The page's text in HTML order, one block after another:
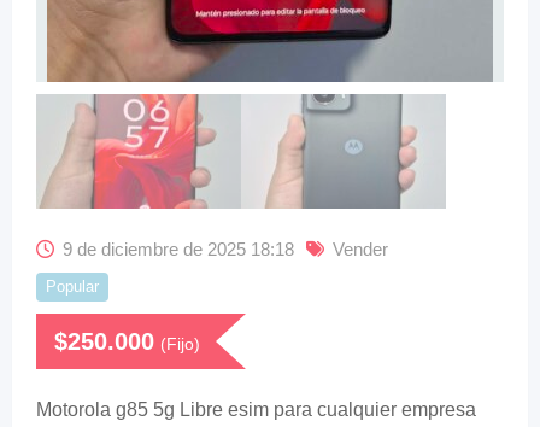
9 de diciembre de 2025 18:18 Vender
Popular
$250.000 (Fijo)
Motorola g85 5g Libre esim para cualquier empresa